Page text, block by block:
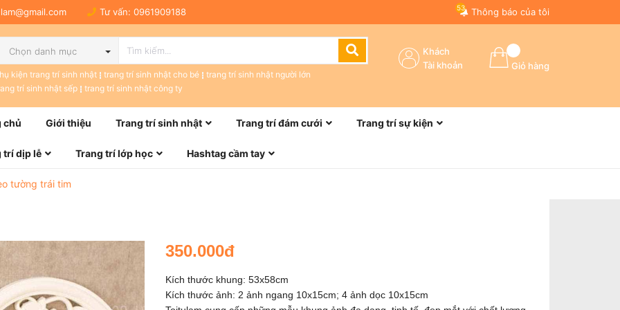
Tư vấn: 0961909188 Thông báo của tôi
53
Chọn danh mục
kiện trang trí sinh nhật trang trí sinh nhật cho bé
trang trí sinh nhật người lớn
trí sinh nhật sếp
trang trí sinh nhật công ty
Giỏ hàng
Khách
Tài khoản
chủ Giới thiệu Trang trí sinh nhật Trang trí đám cưới Trang trí sự kiện
trí dịp lễ Trang trí lớp học Hashtag cầm tay
tường trái tim
350.000đ
Kích thước khung: 53x58cm
Kích thước ảnh: 2 ảnh ngang 10x15cm; 4 ảnh dọc 10x15cm